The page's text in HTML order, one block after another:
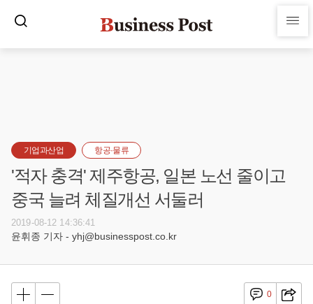
기업과산업 항공·물류
'적자 충격' 제주항공, 일본 노선 줄이고
중국 늘려 체질개선 서둘러
2019-08-12 14:36:41
윤휘종 기자 - yhj@businesspost.co.kr
0